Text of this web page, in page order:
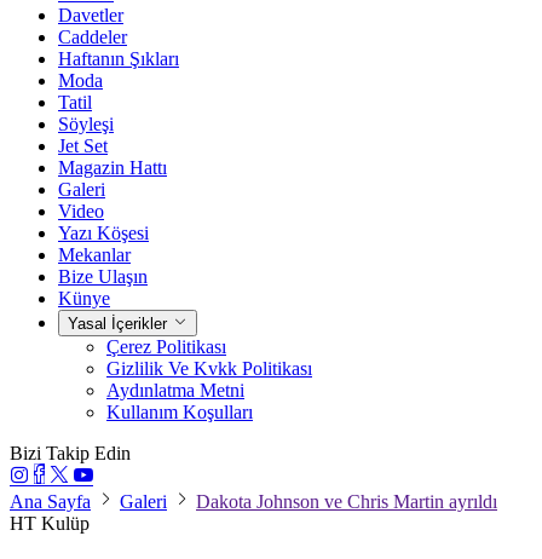
Davetler
Caddeler
Haftanın Şıkları
Moda
Tatil
Söyleşi
Jet Set
Magazin Hattı
Galeri
Video
Yazı Köşesi
Mekanlar
Bize Ulaşın
Künye
Yasal İçerikler
Çerez Politikası
Gizlilik Ve Kvkk Politikası
Aydınlatma Metni
Kullanım Koşulları
Bizi Takip Edin
Ana Sayfa Galeri
Dakota Johnson ve Chris Martin ayrıldı
HT Kulüp